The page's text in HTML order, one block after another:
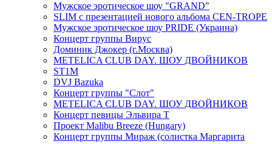
Мужское эротическое шоу "GRAND"
SLIM с презентацией нового альбома CEN-TROPE
Мужское эротическое шоу PRIDE (Украина)
Концерт группы Вирус
Доминик Джокер (г.Москва)
METELICA CLUB DAY. ШОУ ДВОЙНИКОВ
ST1M
DVJ Bazuka
Концерт группы "Слот"
METELICA CLUB DAY. ШОУ ДВОЙНИКОВ
Концерт певицы Эльвира Т
Проект Malibu Breeze (Hungary)
Концерт группы Мираж (солистка Маргарита